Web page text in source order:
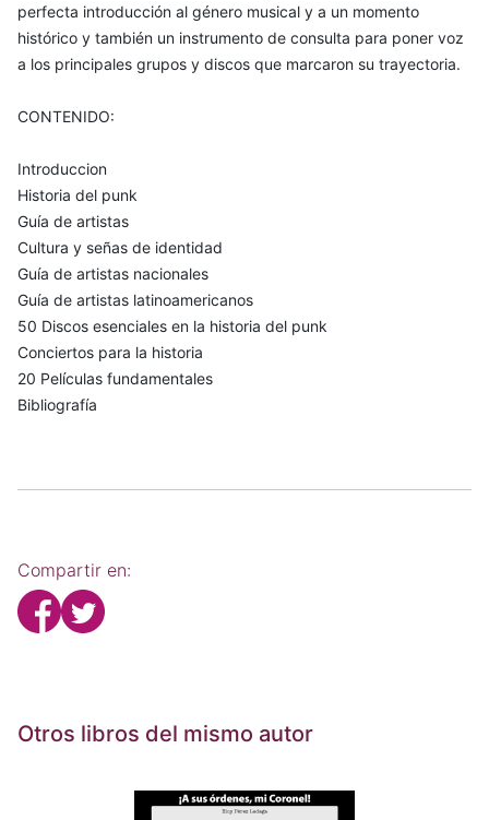
perfecta introducción al género musical y a un momento
histórico y también un instrumento de consulta para poner voz
a los principales grupos y discos que marcaron su trayectoria.
CONTENIDO:
Introduccion
Historia del punk
Guía de artistas
Cultura y señas de identidad
Guía de artistas nacionales
Guía de artistas latinoamericanos
50 Discos esenciales en la historia del punk
Conciertos para la historia
20 Películas fundamentales
Bibliografía
Compartir en:
Otros libros del mismo autor